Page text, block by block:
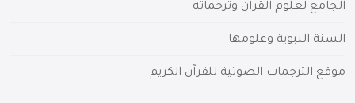
الجامع لعلوم القرآن وترجماته
السنة النبوية وعلومها
موقع الترجمات الصوتية للقرآن الكريم